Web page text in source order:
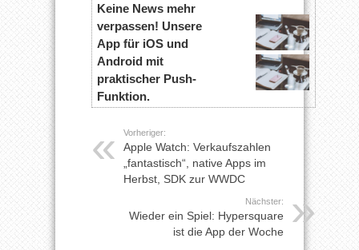
Keine News mehr
verpassen! Unsere
App für iOS und
Android mit
praktischer Push-
Funktion.
Vorheriger:
Apple Watch: Verkaufszahlen
„fantastisch“, native Apps im
Herbst, SDK zur WWDC
Nächster:
Wieder ein Spiel: Hypersquare
ist die App der Woche